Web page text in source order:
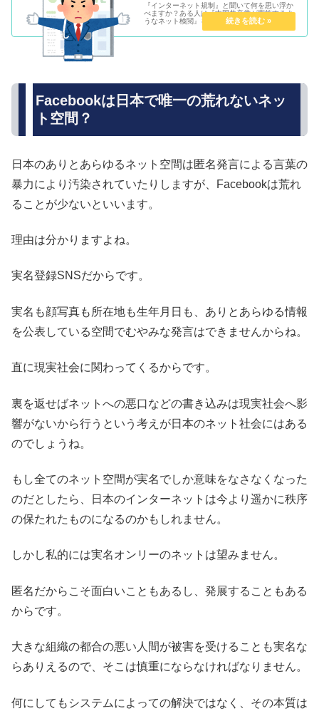
『インターネット規制』と聞いて何を思い浮か
べますか？ある人は『中国共産党が実施するよ
うなネット検閲』を想像するかと思います。あ
る人は『無秩序な現代のインターネットに秩序
がもたらされること』を想像するのかもしれま
Facebookは日本で唯一の荒れないネッ
ト空間？
日本のありとあらゆるネット空間は匿名発言による言葉の
暴力により汚染されていたりしますが、Facebookは荒れ
ることが少ないといいます。
理由は分かりますよね。
実名登録SNSだからです。
実名も顔写真も所在地も生年月日も、ありとあらゆる情報
を公表している空間でむやみな発言はできませんからね。
直に現実社会に関わってくるからです。
裏を返せばネットへの悪口などの書き込みは現実社会へ影
響がないから行うという考えが日本のネット社会にはある
のでしょうね。
もし全てのネット空間が実名でしか意味をなさなくなった
のだとしたら、日本のインターネットは今より遥かに秩序
の保たれたものになるのかもしれません。
しかし私的には実名オンリーのネットは望みません。
匿名だからこそ面白いこともあるし、発展することもある
からです。
大きな組織の都合の悪い人間が被害を受けることも実名な
らありえるので、そこは慎重にならなければなりません。
何にしてもシステムによっての解決ではなく、その本質は